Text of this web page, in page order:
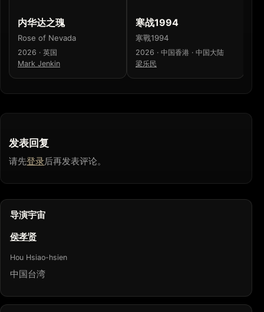
内华达之瑰
Rose of Nevada
2026 · 英国
Mark Jenkin
寒战1994
寒戰1994
2026 · 中国香港 · 中国大陆
梁乐民
发表回复
请先登录后再发表评论。
导演宇宙
侯孝贤
Hou Hsiao-hsien
中国台湾